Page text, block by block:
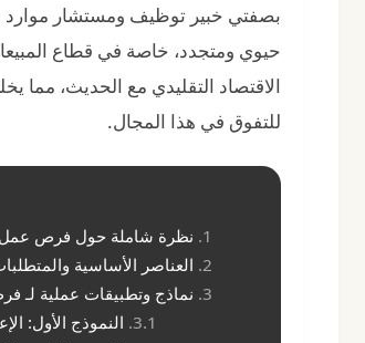
بصفتي خبير توظيف ومستشار
حيوي ومتجدد، خاصة في قطاع
الاقتصاد التقليدي مع الحديث، مما
للتفوق في هذا المجال.
نظرة شاملة حول فرص
العناصر الأساسية
نماذج وتطبيقات عملية
النموذج الأول: